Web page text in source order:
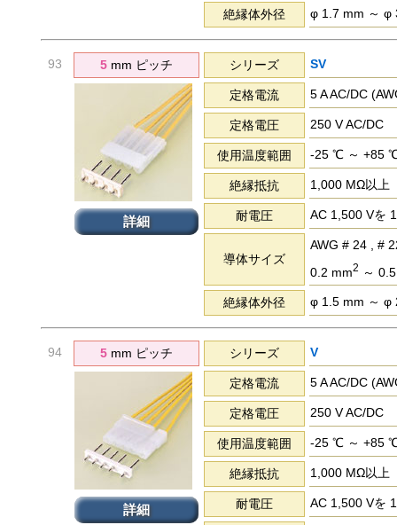
絶縁体外径 φ 1.7 mm ～ φ
93 5 mm ピッチ シリーズ SV
詳細
定格電流 5 A AC/DC
定格電圧 250 V AC/DC
使用温度範囲 -25 ℃ ～ +85
絶縁抵抗 1,000 MΩ以上
耐電圧 AC 1,500 Vを
導体サイズ
AWG # 24 , #
0.2 mm2 ～
絶縁体外径 φ 1.5 mm ～ φ
94 5 mm ピッチ シリーズ V
詳細
定格電流 5 A AC/DC
定格電圧 250 V AC/DC
使用温度範囲 -25 ℃ ～ +85
絶縁抵抗 1,000 MΩ以上
耐電圧 AC 1,500 Vを